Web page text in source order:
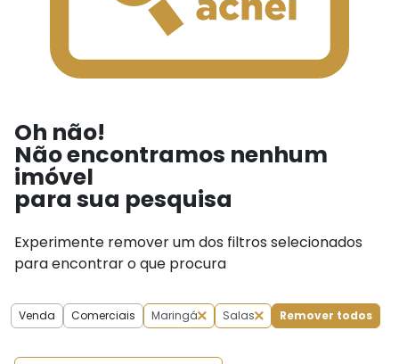
Venda Comerciais Maringá Salas Remover todos
Oh não!
Não encontramos nenhum
imóvel
para sua pesquisa
Experimente remover um dos filtros selecionados
para encontrar o que procura